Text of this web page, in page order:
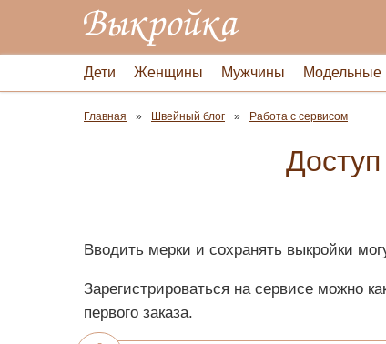
Дети Женщины Мужчины Модельные
Главная Швейный блог Работа с сервисом
Вводить мерки и сохранять выкройки
Зарегистрироваться на сервисе можно
первого заказа.